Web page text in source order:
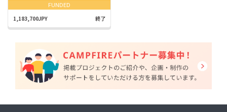
FUNDED
1,183,700JPY 終了